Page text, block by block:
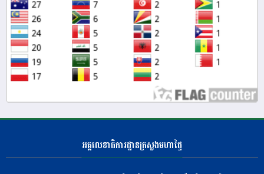
អគ្គលេខាធិការដ្ឋានក្រសួងមហាផ្ទៃ